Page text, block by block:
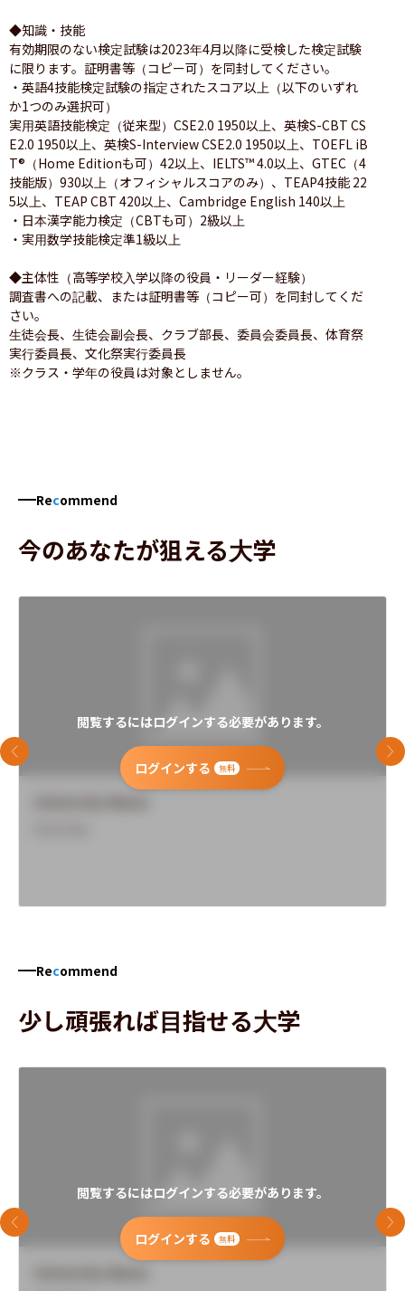
◆知識・技能
有効期限のない検定試験は2023年4月以降に受検した検定試験
に限ります。証明書等（コピー可）を同封してください。
・英語4技能検定試験の指定されたスコア以上（以下のいずれ
か1つのみ選択可）
実用英語技能検定（従来型）CSE2.0 1950以上、英検S-CBT CS
E2.0 1950以上、英検S-Interview CSE2.0 1950以上、TOEFL iB
T®（Home Editionも可）42以上、IELTS™︎ 4.0以上、GTEC（4
技能版）930以上（オフィシャルスコアのみ）、TEAP4技能 22
5以上、TEAP CBT 420以上、Cambridge English 140以上
・日本漢字能力検定（CBTも可）2級以上
・実用数学技能検定準1級以上
◆主体性（高等学校入学以降の役員・リーダー経験）
調査書への記載、または証明書等（コピー可）を同封してくだ
さい。
生徒会長、生徒会副会長、クラブ部長、委員会委員長、体育祭
実行委員長、文化祭実行委員長
※クラス・学年の役員は対象としません。
Recommend
今のあなたが狙える大学
閲覧するにはログインする必要があります。
ログインする 無料
前のスライド 次
Recommend
少し頑張れば目指せる大学
閲覧するにはログインする必要があります。
ログインする 無料
前のスライド 次